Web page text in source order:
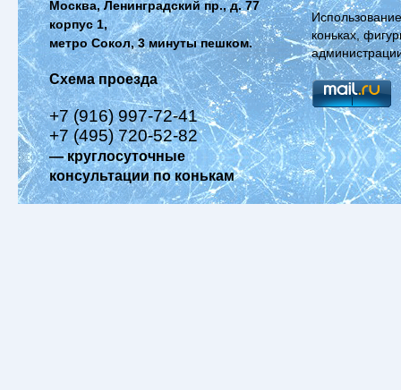
Москва, Ленинградский пр., д. 77
корпус 1,
метро Сокол, 3 минуты пешком.
Схема проезда
+7 (916) 997-72-41
+7 (495) 720-52-82
— круглосуточные
консультации по конькам
коньках,